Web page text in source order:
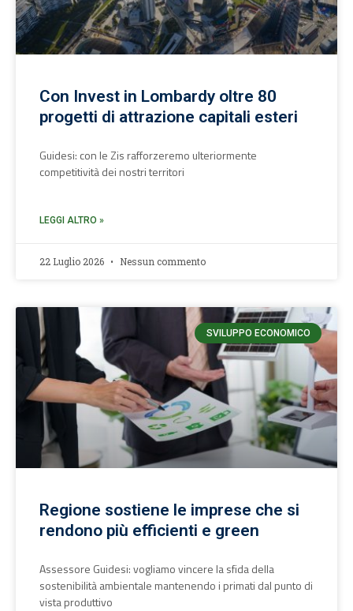
Con Invest in Lombardy oltre 80
progetti di attrazione capitali esteri
Guidesi: con le Zis rafforzeremo ulteriormente
competitività dei nostri territori
LEGGI ALTRO »
22 Luglio 2026 Nessun commento
SVILUPPO ECONOMICO
Regione sostiene le imprese che si
rendono più efficienti e green
Assessore Guidesi: vogliamo vincere la sfida della
sostenibilità ambientale mantenendo i primati dal punto di
vista produttivo